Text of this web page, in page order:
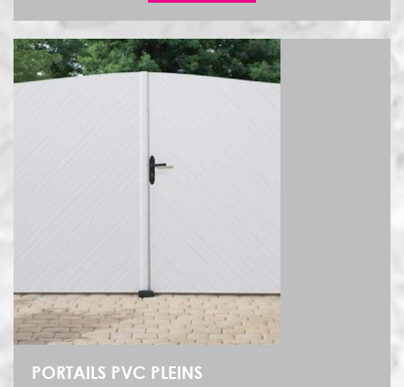
PORTAILS PVC PLEINS